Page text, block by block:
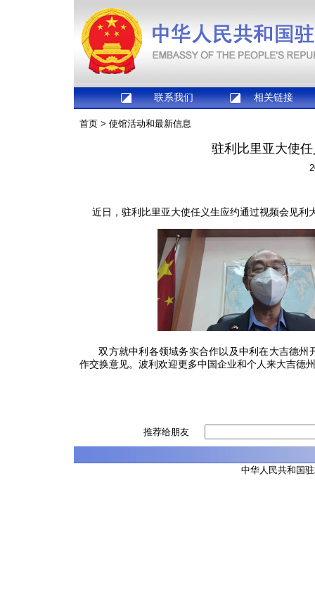
联系我们 相关链接
首页 > 使馆活动和最新信息
驻利比里亚大使
近日，驻利比里亚大使任义生应约通过视频会见利
双方就中利各领域务实合作以及中利在大吉德
作交换意见。波利欢迎更多中国企业和个人来大吉德
推荐给朋友
中华人民共和国